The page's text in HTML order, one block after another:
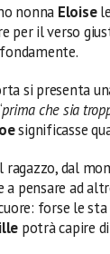
nonna Eloise
per il verso
si presenta
prima che sia
significasse
dal
pensare ad
forse le
potrà capire